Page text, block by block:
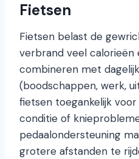
Fietsen
Fietsen belast de
verbrand veel calorieën
combineren met
(boodschappen, werk,
fietsen toegankelijk
conditie of
pedaalondersteuning
grotere afstanden te